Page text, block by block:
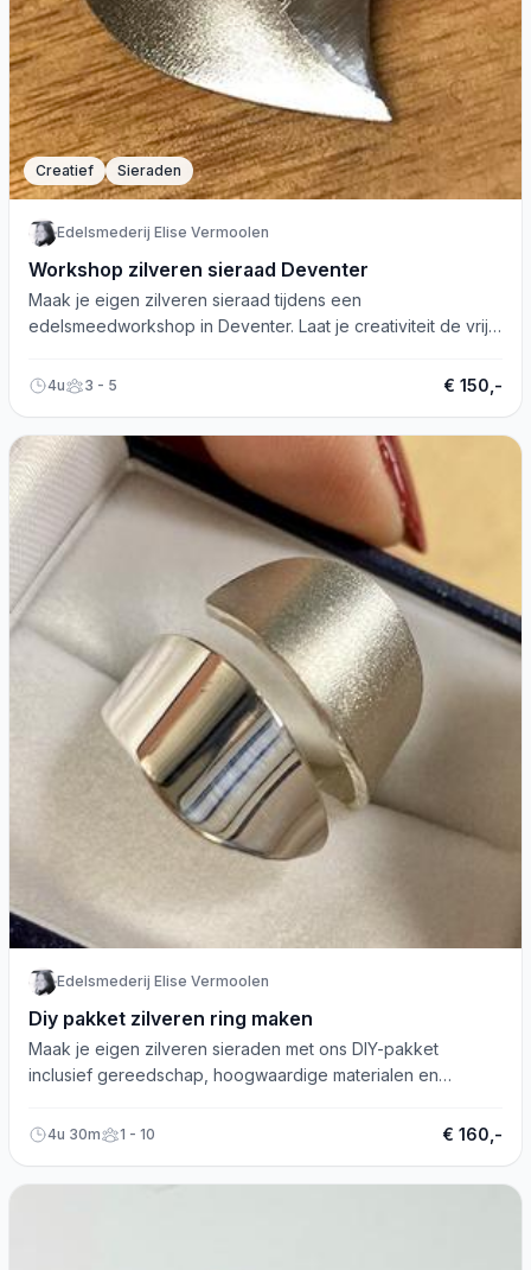
Creatief Sieraden
Edelsmederij Elise Vermoolen
Workshop zilveren sieraad Deventer
Maak je eigen zilveren sieraad tijdens een
edelsmeedworkshop in Deventer. Laat je creativiteit de vrije
4u 3 - 5 € 150,-
Edelsmederij Elise Vermoolen
Diy pakket zilveren ring maken
Maak je eigen zilveren sieraden met ons DIY-pakket
inclusief gereedschap, hoogwaardige materialen en
4u 30m 1 - 10 € 160,-